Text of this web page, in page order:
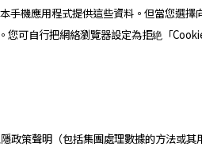
手機應用程式提供這些資料。但當您選
您可自行把網絡瀏覽器設定為拒絶「
政策聲明（包括集團處理數據的方法或